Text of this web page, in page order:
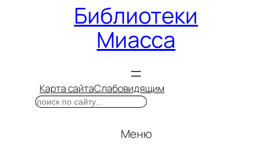
Библиотеки
Миасса
Карта сайтаСлабовидящим
Поиск
Меню